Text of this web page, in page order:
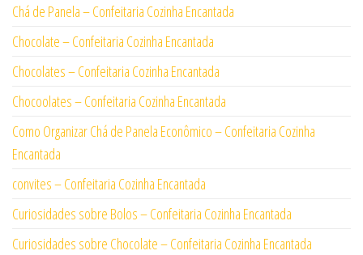
Chá de Panela – Confeitaria Cozinha Encantada
Chocolate – Confeitaria Cozinha Encantada
Chocolates – Confeitaria Cozinha Encantada
Chocoolates – Confeitaria Cozinha Encantada
Como Organizar Chá de Panela Econômico – Confeitaria Cozinha
Encantada
convites – Confeitaria Cozinha Encantada
Curiosidades sobre Bolos – Confeitaria Cozinha Encantada
Curiosidades sobre Chocolate – Confeitaria Cozinha Encantada